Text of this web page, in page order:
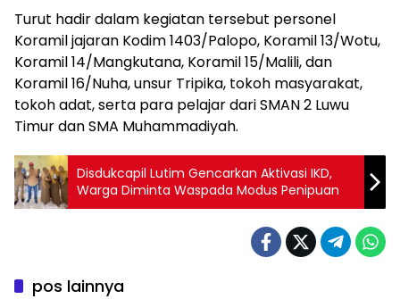
Turut hadir dalam kegiatan tersebut personel
Koramil jajaran Kodim 1403/Palopo, Koramil 13/Wotu,
Koramil 14/Mangkutana, Koramil 15/Malili, dan
Koramil 16/Nuha, unsur Tripika, tokoh masyarakat,
tokoh adat, serta para pelajar dari SMAN 2 Luwu
Timur dan SMA Muhammadiyah.
Disdukcapil Lutim Gencarkan Aktivasi IKD,
Warga Diminta Waspada Modus Penipuan
pos lainnya